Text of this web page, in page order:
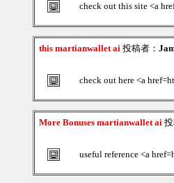
check out this site <a
this martianwallet ai 投稿者：
check out here <a
More Bonuses martianwallet ai
useful reference <a